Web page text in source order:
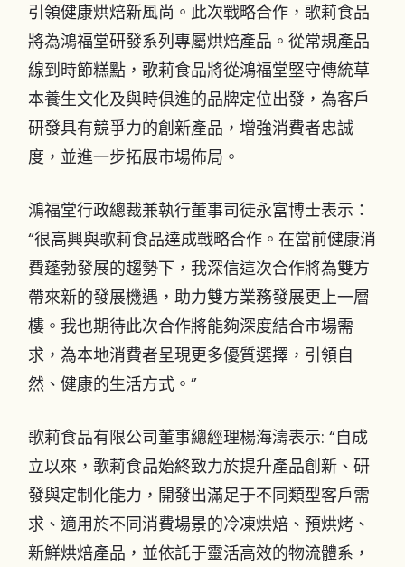
引領健康烘焙新風尚。此次戰略合作，歌莉食品
將為鴻福堂研發系列專屬烘焙產品。從常規產品
線到時節糕點，歌莉食品將從鴻福堂堅守傳統草
本養生文化及與時俱進的品牌定位出發，為客戶
研發具有競爭力的創新產品，增強消費者忠誠
度，並進一步拓展市場佈局。
鴻福堂行政總裁兼執行董事司徒永富博士表示：
“很高興與歌莉食品達成戰略合作。在當前健康消
費蓬勃發展的趨勢下，我深信這次合作將為雙方
帶來新的發展機遇，助力雙方業務發展更上一層
樓。我也期待此次合作將能夠深度結合市場需
求，為本地消費者呈現更多優質選擇，引領自
然、健康的生活方式。”
歌莉食品有限公司董事總經理楊海濤表示: “自成
立以來，歌莉食品始終致力於提升產品創新、研
發與定制化能力，開發出滿足于不同類型客戶需
求、適用於不同消費場景的冷凍烘焙、預烘烤、
新鮮烘焙產品，並依託于靈活高效的物流體系，